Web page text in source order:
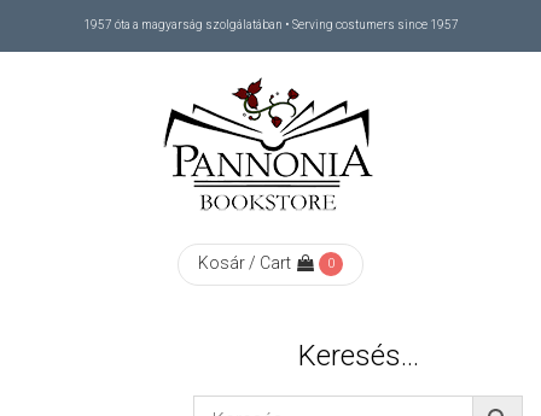
1957 óta a magyarság szolgálatában • Serving costumers since 1957
Kosár / Cart 0
Keresés…